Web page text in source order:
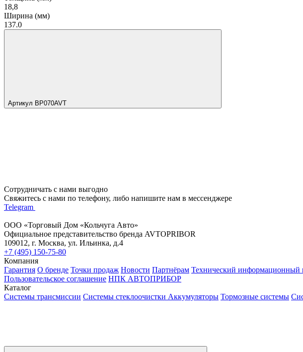
18,8
Ширина (мм)
137.0
Артикул BP070AVT
Сотрудничать с нами выгодно
Свяжитесь с нами по телефону, либо напишите нам в мессенджере
Telegram
ООО «Торговый Дом «Кольчуга Авто»
Официальное представительство бренда AVTOPRIBOR
109012, г. Москва, ул. Ильинка, д.4
+7 (495) 150-75-80
Компания
Гарантия О бренде Точки продаж Новости Партнёрам Технический информационный
Пользовательское соглашение НПК АВТОПРИБОР
Каталог
Системы трансмиссии Системы стеклоочистки Аккумуляторы Тормозные системы